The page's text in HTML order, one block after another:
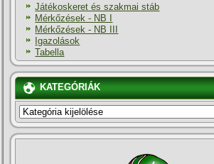
Játékoskeret és szakmai stáb
Mérkőzések - NB I
Mérkőzések - NB III
Igazolások
Tabella
KATEGÓRIÁK
KATEGÓRIÁK